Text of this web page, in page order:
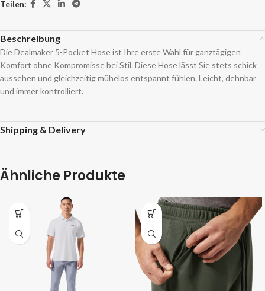
Teilen:
Beschreibung
Die Dealmaker 5-Pocket Hose ist Ihre erste Wahl für ganztägigen
Komfort ohne Kompromisse bei Stil. Diese Hose lässt Sie stets schick
aussehen und gleichzeitig mühelos entspannt fühlen. Leicht, dehnbar
und immer kontrolliert.
Shipping & Delivery
Ähnliche Produkte